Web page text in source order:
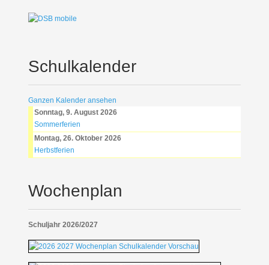
Schulkalender
Ganzen Kalender ansehen
Sonntag, 9. August 2026
Sommerferien
Montag, 26. Oktober 2026
Herbstferien
Wochenplan
Schuljahr 2026/2027